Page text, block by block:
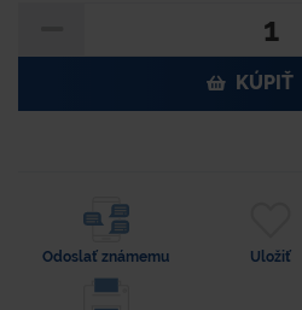
KÚPIŤ
Odoslať známemu Uložiť